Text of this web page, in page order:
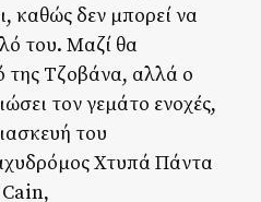
καθώς δεν μπορεί να
του. Μαζί θα
της Τζοβάνα, αλλά ο
τον γεμάτο ενοχές,
του
Χτυπά Πάντα